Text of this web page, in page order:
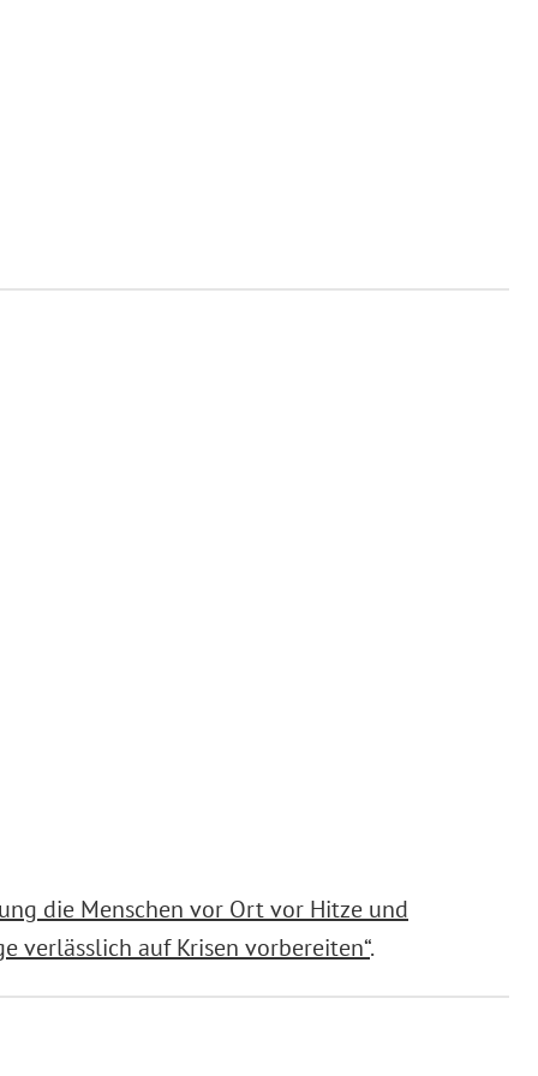
die Menschen vor Ort vor Hitze und
verlässlich auf Krisen vorbereiten“.